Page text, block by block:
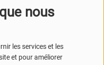
nous
les services et les
et pour améliorer
ses